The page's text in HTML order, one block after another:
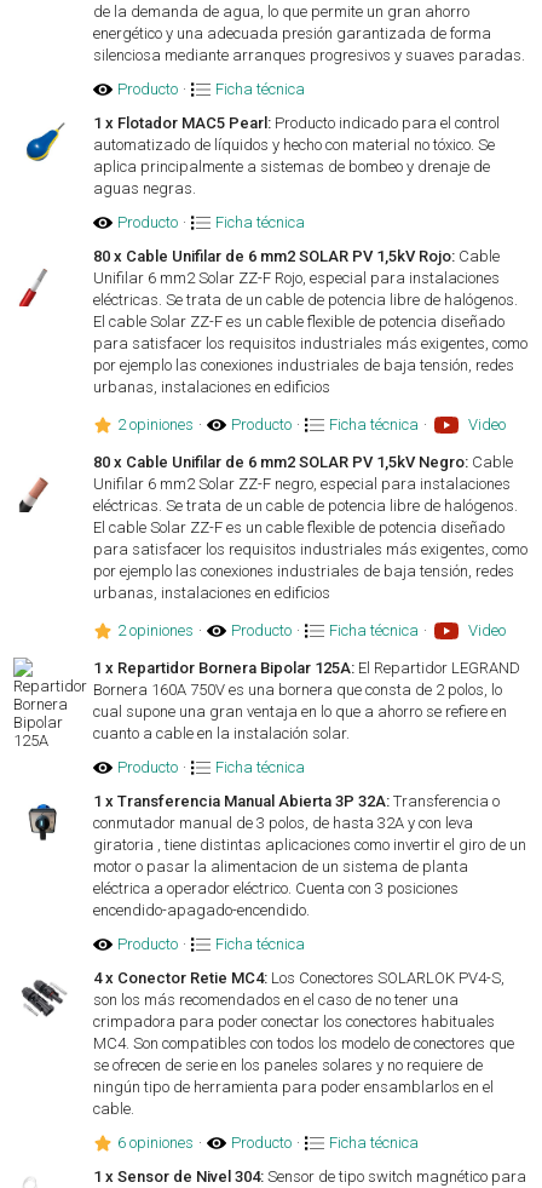
de la demanda de agua, lo que permite un gran ahorro
energético y una adecuada presión garantizada de forma
silenciosa mediante arranques progresivos y suaves paradas.
Producto ·
Ficha técnica
1 x Flotador MAC5 Pearl: Producto indicado para el control
automatizado de líquidos y hecho con material no tóxico. Se
aplica principalmente a sistemas de bombeo y drenaje de
aguas negras.
Producto ·
Ficha técnica
80 x Cable Unifilar de 6 mm2 SOLAR PV 1,5kV Rojo: Cable
Unifilar 6 mm2 Solar ZZ-F Rojo, especial para instalaciones
eléctricas. Se trata de un cable de potencia libre de halógenos.
El cable Solar ZZ-F es un cable flexible de potencia diseñado
para satisfacer los requisitos industriales más exigentes, como
por ejemplo las conexiones industriales de baja tensión, redes
urbanas, instalaciones en edificios
2 opiniones · Producto · Ficha técnica · Video
80 x Cable Unifilar de 6 mm2 SOLAR PV 1,5kV Negro: Cable
Unifilar 6 mm2 Solar ZZ-F negro, especial para instalaciones
eléctricas. Se trata de un cable de potencia libre de halógenos.
El cable Solar ZZ-F es un cable flexible de potencia diseñado
para satisfacer los requisitos industriales más exigentes, como
por ejemplo las conexiones industriales de baja tensión, redes
urbanas, instalaciones en edificios
2 opiniones · Producto · Ficha técnica · Video
1 x Repartidor Bornera Bipolar 125A: El Repartidor LEGRAND
Bornera 160A 750V es una bornera que consta de 2 polos, lo
cual supone una gran ventaja en lo que a ahorro se refiere en
cuanto a cable en la instalación solar.
Producto ·
Ficha técnica
1 x Transferencia Manual Abierta 3P 32A: Transferencia o
conmutador manual de 3 polos, de hasta 32A y con leva
giratoria , tiene distintas aplicaciones como invertir el giro de un
motor o pasar la alimentacion de un sistema de planta
eléctrica a operador eléctrico. Cuenta con 3 posiciones
encendido-apagado-encendido.
Producto ·
Ficha técnica
4 x Conector Retie MC4: Los Conectores SOLARLOK PV4-S,
son los más recomendados en el caso de no tener una
crimpadora para poder conectar los conectores habituales
MC4. Son compatibles con todos los modelo de conectores que
se ofrecen de serie en los paneles solares y no requiere de
ningún tipo de herramienta para poder ensamblarlos en el
cable.
6 opiniones · Producto ·
Ficha técnica
1 x Sensor de Nivel 304: Sensor de tipo switch magnético para